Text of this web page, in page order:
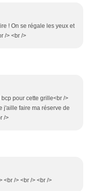
! On se régale les yeux et
/> <br />
pour cette grille<br />
j'aille faire ma réserve de
/>
<br /> <br /> <br />